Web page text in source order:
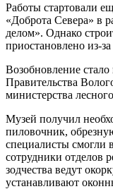
Работы стартовали
«Доброта Севера» в
делом». Однако
приостановлено из-
Возобновление
Правительства
министерства
Музей получил
пиловочник,
специалисты смогли
сотрудники отделов
зодчества ведут
устанавливают